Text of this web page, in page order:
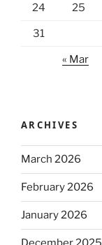
24 25
31
« Mar
ARCHIVES
March 2026
February 2026
January 2026